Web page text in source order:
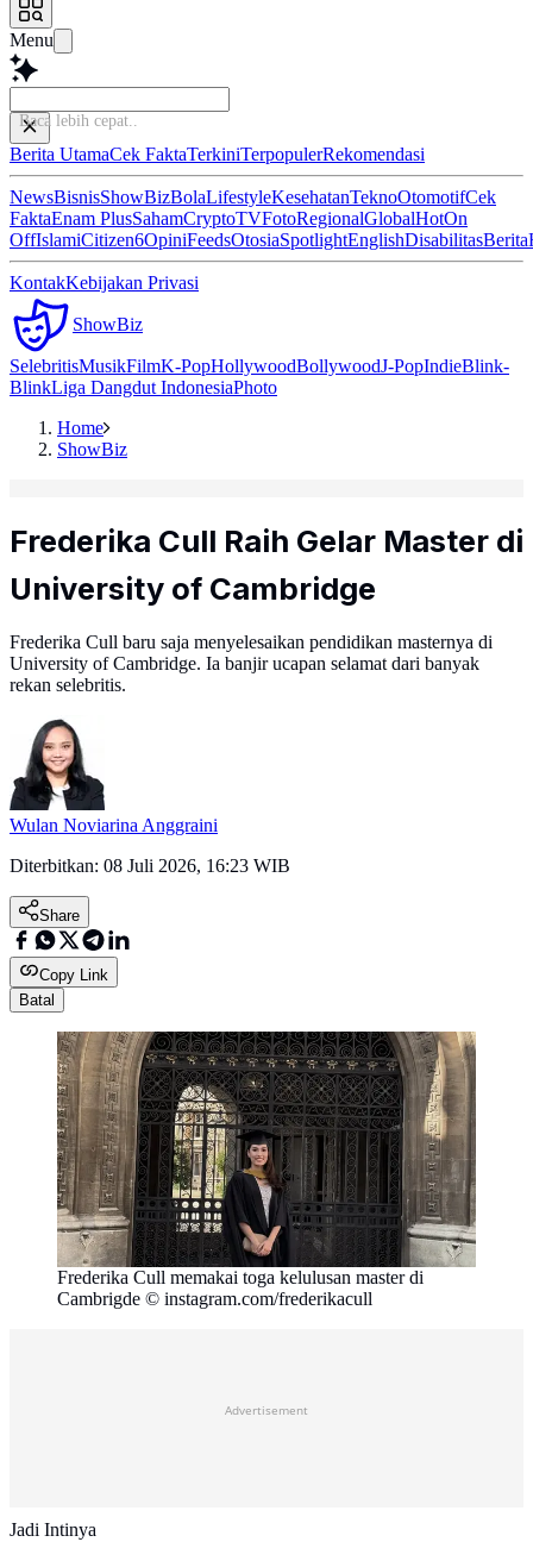
Menu
Baca le
Berita UtamaCek FaktaTerkiniTerpopulerRekomendasi
NewsBisnisShowBizBolaLifestyleKesehatanTeknoOtomotifCek
FaktaEnam PlusSahamCryptoTVFotoRegionalGlobalHotOn
OffIslamiCitizen6OpiniFeedsOtosiaSpotlightEnglishDisabilitasBerita
KontakKebijakan Privasi
ShowBiz
SelebritisMusikFilmK-PopHollywoodBollywoodJ-PopIndieBlink-
BlinkLiga Dangdut IndonesiaPhoto
Home
ShowBiz
Frederika Cull Raih Gelar Master di
University of Cambridge
Frederika Cull baru saja menyelesaikan pendidikan masternya di
University of Cambridge. Ia banjir ucapan selamat dari banyak
rekan selebritis.
Wulan Noviarina Anggraini
Diterbitkan: 08 Juli 2026, 16:23 WIB
Share
Copy Link
Batal
Frederika Cull memakai toga kelulusan master di
Cambrigde © instagram.com/frederikacull
Advertisement
Jadi Intinya